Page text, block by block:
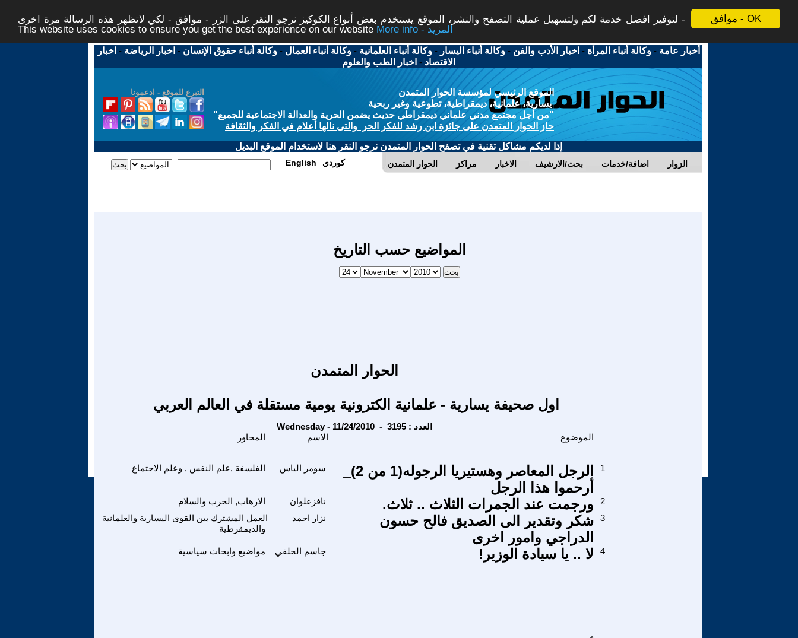
موافق - OK
لتوفير افضل خدمة لكم ولتسهيل عملية التصفح والنشر، الموقع يستخدم بعض أنواع الكوكيز نرجو النقر على الزر - موافق - لكي لاتظهر هذه الرسالة مرة اخرى -
This website uses cookies to ensure you get the best experience on our website
More info - المزيد
أخبار عامة -وكالة أنباء المرأة - اخبار الأدب والفن -وكالة أنباء اليسار -وكالة أنباء العلمانية -وكالة أنباء العمال -وكالة أنباء حقوق الإنسان - اخبار الرياضة - اخبار
الاقتصاد - اخبار الطب والعلوم
التبرع للموقع - ادعمونا
الموقع الرئيسي لمؤسسة الحوار المتمدن
يسارية، علمانية، ديمقراطية، تطوعية وغير ربحية
"من أجل مجتمع مدني علماني ديمقراطي حديث يضمن الحرية والعدالة الاجتماعية للجميع"
حاز الحوار المتمدن على جائزة ابن رشد للفكر الحر والتى نالها أعلام في الفكر والثقافة
إذا لديكم مشاكل تقنية في تصفح الحوار المتمدن نرجو النقر هنا لاستخدام الموقع البديل
الحوار المتمدن مراكز الاخبار بحث/الارشيف اضافة/خدمات الزوار English كوردي
المواضيع حسب التاريخ
الحوار المتمدن
اول صحيفة يسارية - علمانية الكترونية يومية مستقلة في العالم العربي
Wednesday - 11/24/2010 - العدد : 3195
الاسم الموضوع
الفلسفة ,علم النفس , وعلم الاجتماع سومر الياس
الرجل المعاصر وهستيريا الرجوله(1 من 2)_
أرحموا هذا الرجل
1
الارهاب, الحرب والسلام نافزعلوان ورجمت عند الجمرات الثلاث .. ثلاث.
2
العمل المشترك بين القوى اليسارية والعلمانية
والديمقرطية
نزار احمد
شكر وتقدير الى الصديق فالح حسون
الدراجي وامور اخرى
3
مواضيع وابحاث سياسية جاسم الحلفي لا .. يا سيادة الوزير! 4